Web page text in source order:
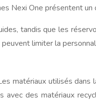
Nexi One présentent
tandis que les
limiter la
matériaux utilisés
des matériaux